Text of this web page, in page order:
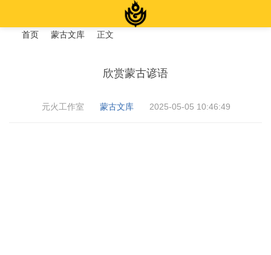
首页 蒙古文库 正文
欣赏蒙古谚语
元火工作室 蒙古文库 2025-05-05 10:46:49